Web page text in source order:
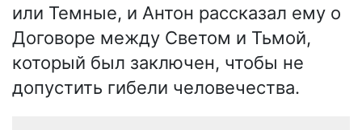
или Темные, и Антон рассказал ему о
Договоре между Светом и Тьмой,
который был заключен, чтобы не
допустить гибели человечества.